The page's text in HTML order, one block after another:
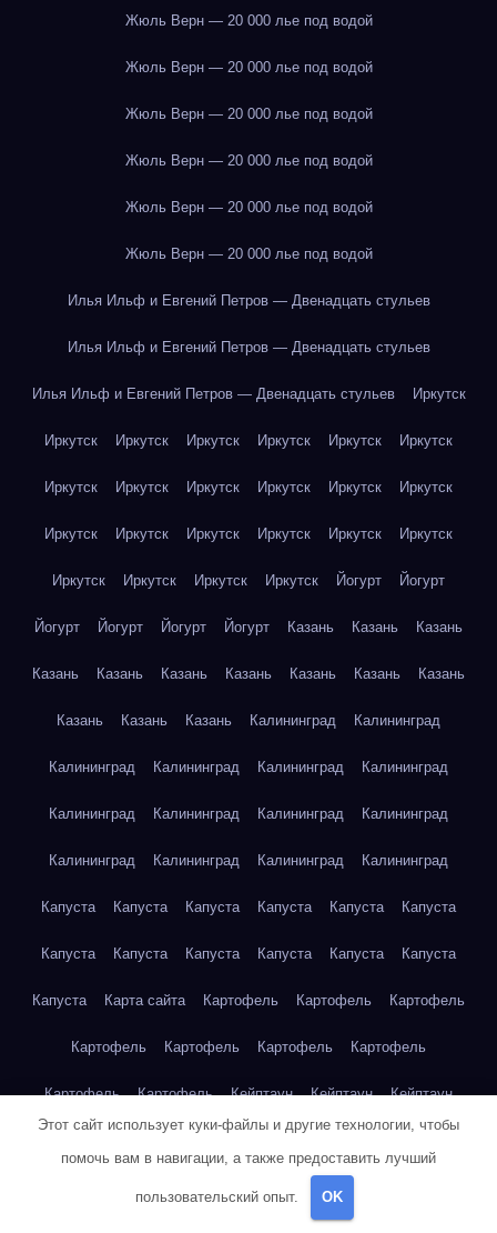
Жюль Верн — 20 000 лье под водой
Жюль Верн — 20 000 лье под водой
Жюль Верн — 20 000 лье под водой
Жюль Верн — 20 000 лье под водой
Жюль Верн — 20 000 лье под водой
Жюль Верн — 20 000 лье под водой
Илья Ильф и Евгений Петров — Двенадцать стульев
Илья Ильф и Евгений Петров — Двенадцать стульев
Илья Ильф и Евгений Петров — Двенадцать стульев Иркутск
Иркутск Иркутск Иркутск Иркутск Иркутск Иркутск
Иркутск Иркутск Иркутск Иркутск Иркутск Иркутск
Иркутск Иркутск Иркутск Иркутск Иркутск Иркутск
Иркутск Иркутск Иркутск Иркутск Йогурт Йогурт
Йогурт Йогурт Йогурт Йогурт Казань Казань Казань
Казань Казань Казань Казань Казань Казань Казань
Казань Казань Казань Калининград Калининград
Калининград Калининград Калининград Калининград
Калининград Калининград Калининград Калининград
Калининград Калининград Калининград Калининград
Капуста Капуста Капуста Капуста Капуста Капуста
Капуста Капуста Капуста Капуста Капуста Капуста
Капуста Карта сайта Картофель Картофель Картофель
Картофель Картофель Картофель Картофель
Картофель Картофель Кейптаун Кейптаун Кейптаун
Кейптаун Кейптаун
Этот сайт использует куки-файлы и другие технологии, чтобы
помочь вам в навигации, а также предоставить лучший
пользовательский опыт. OK